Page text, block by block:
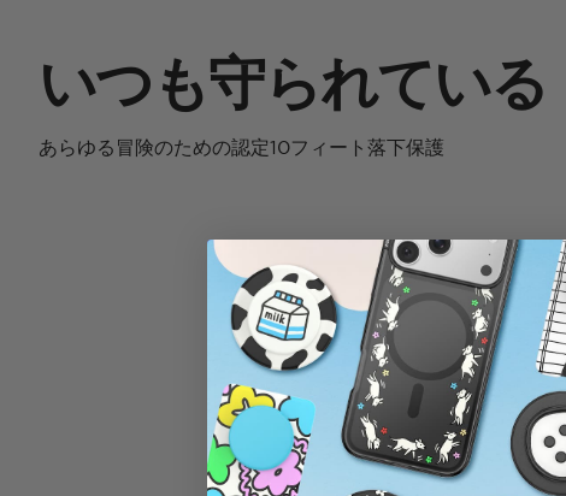
いつも守られている
あらゆる冒険のための認定10フィート落下保護